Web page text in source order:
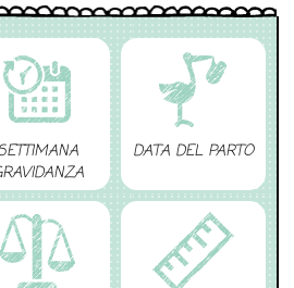
DATA DEL PARTO